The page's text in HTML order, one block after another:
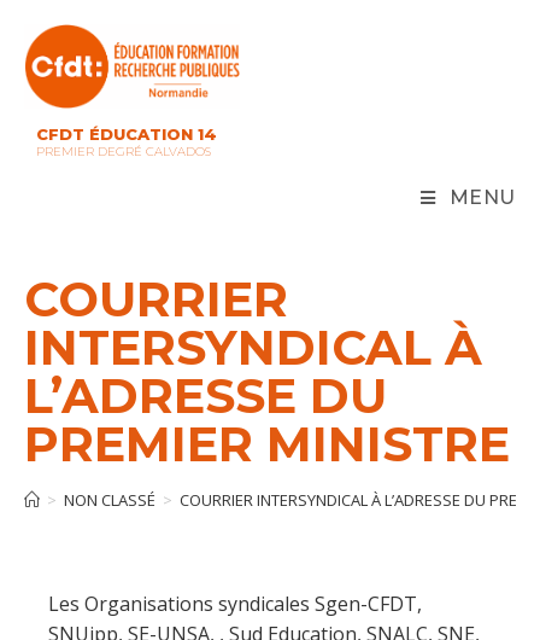
content
CFDT ÉDUCATION 14
PREMIER DEGRÉ CALVADOS
MENU
COURRIER
INTERSYNDICAL À
L’ADRESSE DU
PREMIER MINISTRE
> NON CLASSÉ > COURRIER INTERSYNDICAL À L’ADRESSE DU
Les Organisations syndicales Sgen-CFDT,
SNUipp, SE-UNSA, , Sud Education, SNALC, SNE,